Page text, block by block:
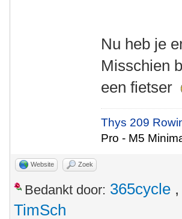
Nu heb je
Misschien
een fietser
Thys 209
Pro - M5
Website Zoek
Bedankt door: 365cycle ,
TimSch